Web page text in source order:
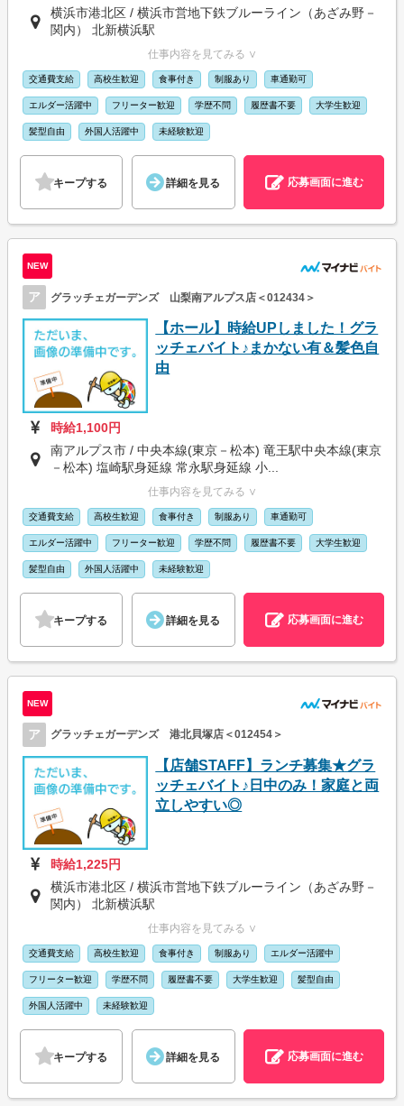
横浜市港北区 / 横浜市営地下鉄ブルーライン（あざみ野－
関内） 北新横浜駅
仕事内容を見てみる ∨
交通費支給 高校生歓迎 食事付き 制服あり 車通勤可
エルダー活躍中 フリーター歓迎 学歴不問 履歴書不要 大学生歓迎
髪型自由 外国人活躍中 未経験歓迎
キープする 詳細を見る 応募画面に進む
NEW
ア グラッチェガーデンズ 山梨南アルプス店＜012434＞
【ホール】時給UPしました！グラ
ッチェバイト♪まかない有＆髪色自
由
時給1,100円
南アルプス市 / 中央本線(東京－松本) 竜王駅中央本線(東京
－松本) 塩崎駅身延線 常永駅身延線 小...
仕事内容を見てみる ∨
交通費支給 高校生歓迎 食事付き 制服あり 車通勤可
エルダー活躍中 フリーター歓迎 学歴不問 履歴書不要 大学生歓迎
髪型自由 外国人活躍中 未経験歓迎
キープする 詳細を見る 応募画面に進む
NEW
ア グラッチェガーデンズ 港北貝塚店＜012454＞
【店舗STAFF】ランチ募集★グラ
ッチェバイト♪日中のみ！家庭と両
立しやすい◎
時給1,225円
横浜市港北区 / 横浜市営地下鉄ブルーライン（あざみ野－
関内） 北新横浜駅
仕事内容を見てみる ∨
交通費支給 高校生歓迎 食事付き 制服あり エルダー活躍中
フリーター歓迎 学歴不問 履歴書不要 大学生歓迎 髪型自由
外国人活躍中 未経験歓迎
キープする 詳細を見る 応募画面に進む